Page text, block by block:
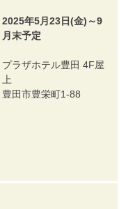
2025年5月23日(金)～9
月末予定
プラザホテル豊田 4F屋
上
豊田市豊栄町1-88